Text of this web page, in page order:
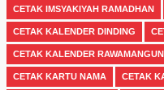
CETAK IMSYAKIYAH RAMADHAN
CETAK KALENDER DINDING
CETAK KALENDER RAWAMANGUN
CETAK KARTU NAMA CETAK